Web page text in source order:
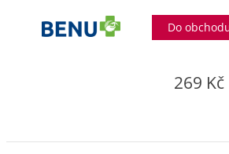
Do
269 Kč